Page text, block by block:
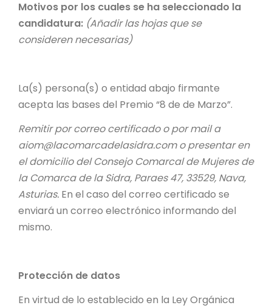
Motivos por los cuales se ha seleccionado la
candidatura: (Añadir las hojas que se
consideren necesarias)
La(s) persona(s) o entidad abajo firmante
acepta las bases del Premio “8 de de Marzo”.
Remitir por correo certificado o por mail a
aiom@lacomarcadelasidra.como presentar en
el domicilio del Consejo Comarcal de Mujeres de
la Comarca de la Sidra, Paraes 47, 33529, Nava,
Asturias. En el caso del correo certificado se
enviará un correo electrónico informando del
mismo.
Protección de datos
En virtud de lo establecido en la Ley Orgánica